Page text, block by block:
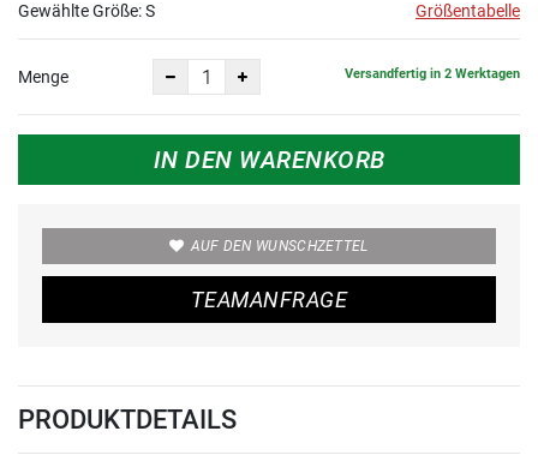
Gewählte Größe:S Größentabelle
Menge Versandfertig in 2 Werktagen
IN DEN WARENKORB
AUF DEN WUNSCHZETTEL
TEAMANFRAGE
PRODUKTDETAILS